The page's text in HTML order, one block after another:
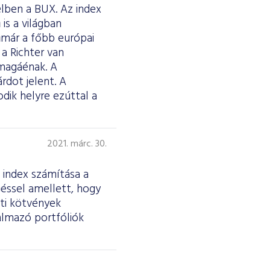
a BUX. Az index
a világban
a főbb európai
Richter van
A
jelent. A
helyre ezúttal a
2021. márc. 30.
számítása a
amellett, hogy
kötvények
portfóliók